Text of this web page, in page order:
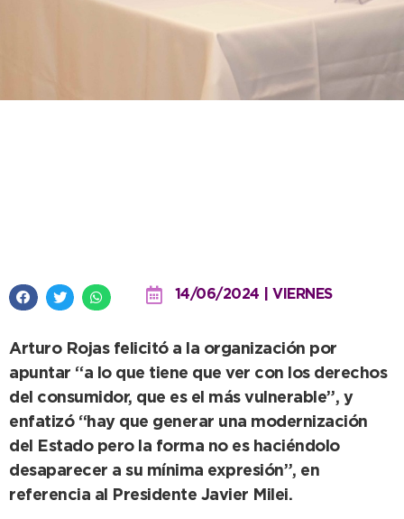
14/06/2024 | VIERNES
Arturo Rojas felicitó a la organización por
apuntar “a lo que tiene que ver con los derechos
del consumidor, que es el más vulnerable”, y
enfatizó “hay que generar una modernización
del Estado pero la forma no es haciéndolo
desaparecer a su mínima expresión”, en
referencia al Presidente Javier Milei.